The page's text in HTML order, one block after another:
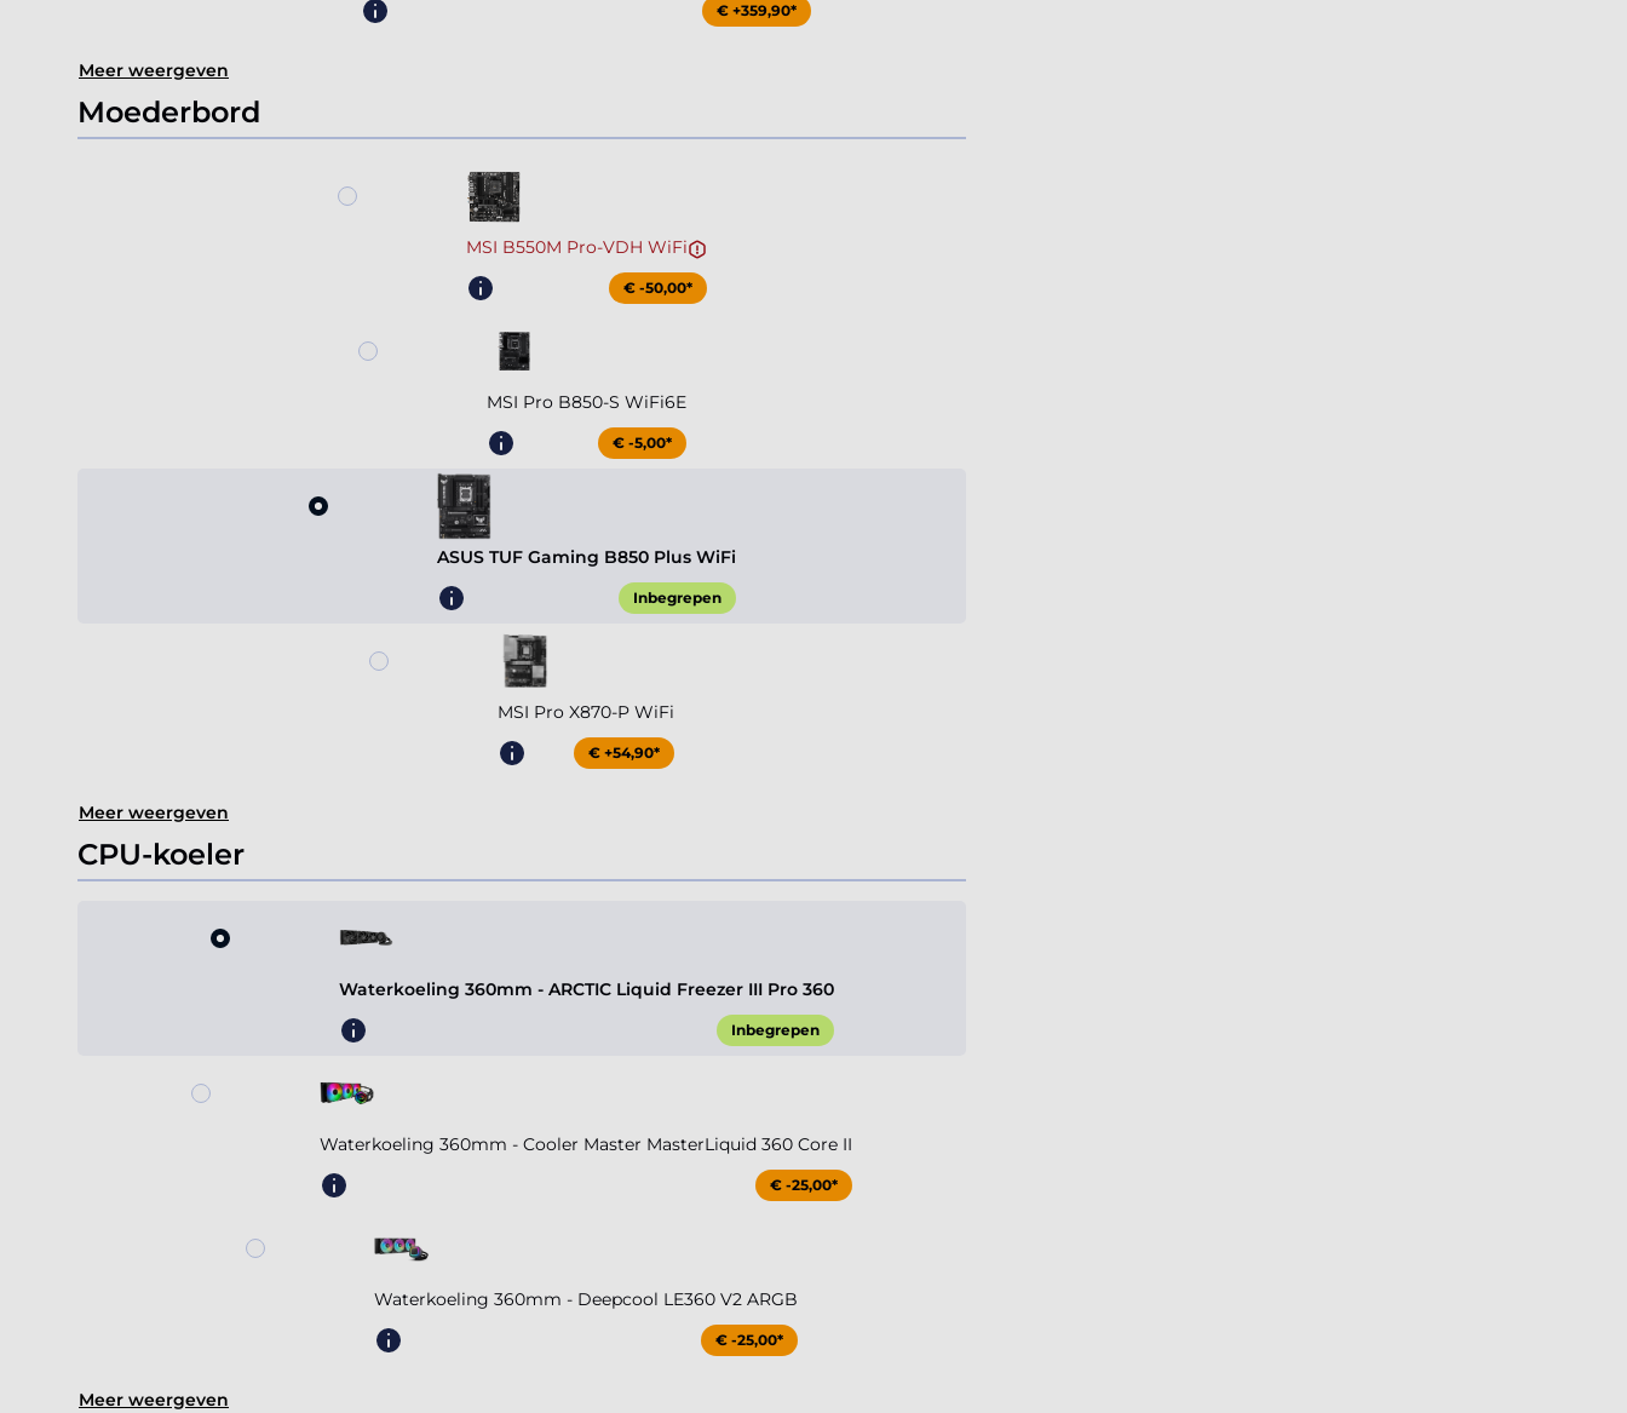
€ +359,90*
Meer weergeven
Moederbord
MSI B550M Pro-VDH WiFi
€ -50,00*
MSI Pro B850-S WiFi6E
€ -5,00*
ASUS TUF Gaming B850 Plus WiFi
Inbegrepen
MSI Pro X870-P WiFi
€ +54,90*
Meer weergeven
CPU-koeler
Waterkoeling 360mm - ARCTIC Liquid Freezer III Pro 360
Inbegrepen
Waterkoeling 360mm - Cooler Master MasterLiquid 360 Core II
€ -25,00*
Waterkoeling 360mm - Deepcool LE360 V2 ARGB
€ -25,00*
Meer weergeven